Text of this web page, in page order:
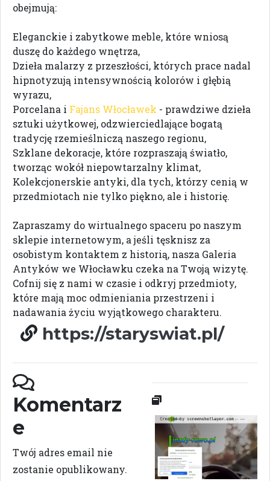
obejmują:
Eleganckie i zabytkowe meble, które wniosą
duszę do każdego wnętrza,
Dzieła malarzy z przeszłości, których prace nadal
hipnotyzują intensywnością kolorów i głębią
wyrazu,
Porcelana i Fajans Włocławek - prawdziwe dzieła
sztuki użytkowej, odzwierciedlające bogatą
tradycję rzemieślniczą naszego regionu,
Szklane dekoracje, które rozpraszają światło,
tworząc wokół niepowtarzalny klimat,
Kolekcjonerskie antyki, dla tych, którzy cenią w
przedmiotach nie tylko piękno, ale i historię.
Zapraszamy do wirtualnego spaceru po naszym
sklepie internetowym, a jeśli tęsknisz za
osobistym kontaktem z historią, nasza Galeria
Antyków we Włocławku czeka na Twoją wizytę.
Cofnij się z nami w czasie i odkryj przedmioty,
które mają moc odmieniania przestrzeni i
nadawania życiu wyjątkowego charakteru.
https://staryswiat.pl/
Komentarz
e
Twój adres email nie
zostanie opublikowany.